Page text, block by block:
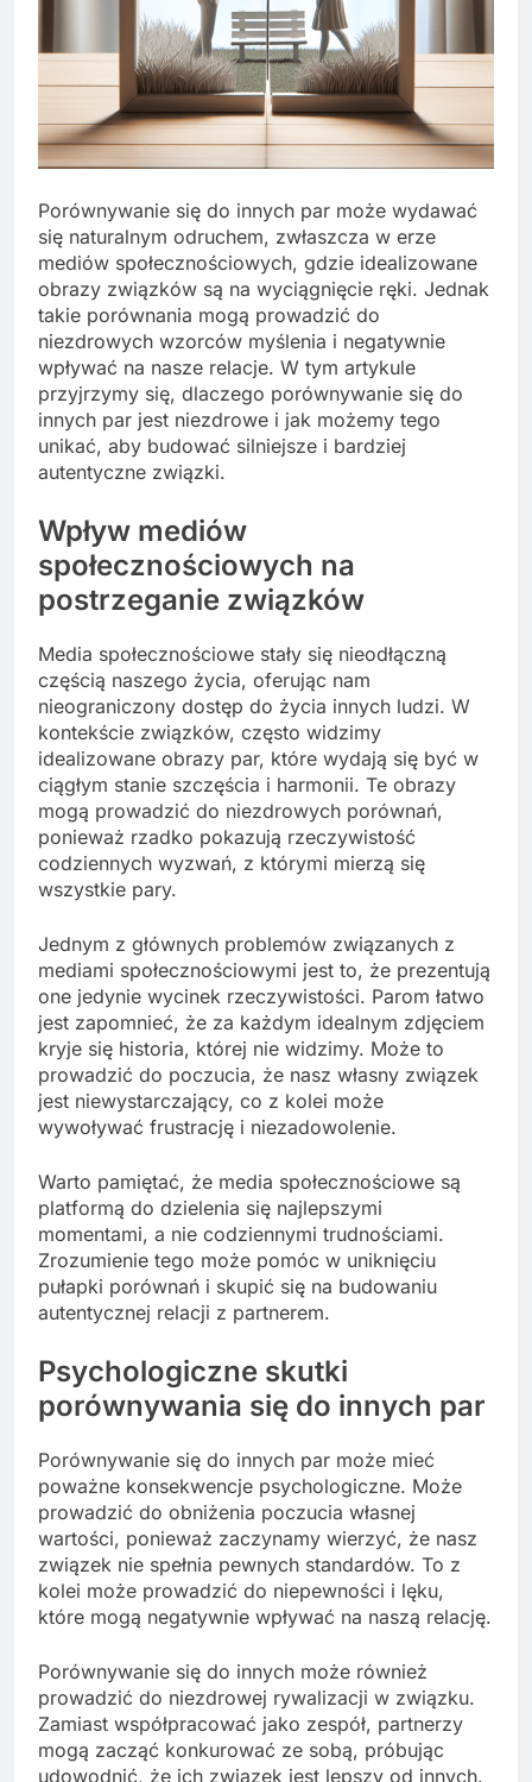
Porównywanie się do innych par może wydawać
się naturalnym odruchem, zwłaszcza w erze
mediów społecznościowych, gdzie idealizowane
obrazy związków są na wyciągnięcie ręki. Jednak
takie porównania mogą prowadzić do
niezdrowych wzorców myślenia i negatywnie
wpływać na nasze relacje. W tym artykule
przyjrzymy się, dlaczego porównywanie się do
innych par jest niezdrowe i jak możemy tego
unikać, aby budować silniejsze i bardziej
autentyczne związki.
Wpływ mediów
społecznościowych na
postrzeganie związków
Media społecznościowe stały się nieodłączną
częścią naszego życia, oferując nam
nieograniczony dostęp do życia innych ludzi. W
kontekście związków, często widzimy
idealizowane obrazy par, które wydają się być w
ciągłym stanie szczęścia i harmonii. Te obrazy
mogą prowadzić do niezdrowych porównań,
ponieważ rzadko pokazują rzeczywistość
codziennych wyzwań, z którymi mierzą się
wszystkie pary.
Jednym z głównych problemów związanych z
mediami społecznościowymi jest to, że prezentują
one jedynie wycinek rzeczywistości. Parom łatwo
jest zapomnieć, że za każdym idealnym zdjęciem
kryje się historia, której nie widzimy. Może to
prowadzić do poczucia, że nasz własny związek
jest niewystarczający, co z kolei może
wywoływać frustrację i niezadowolenie.
Warto pamiętać, że media społecznościowe są
platformą do dzielenia się najlepszymi
momentami, a nie codziennymi trudnościami.
Zrozumienie tego może pomóc w uniknięciu
pułapki porównań i skupić się na budowaniu
autentycznej relacji z partnerem.
Psychologiczne skutki
porównywania się do innych par
Porównywanie się do innych par może mieć
poważne konsekwencje psychologiczne. Może
prowadzić do obniżenia poczucia własnej
wartości, ponieważ zaczynamy wierzyć, że nasz
związek nie spełnia pewnych standardów. To z
kolei może prowadzić do niepewności i lęku,
które mogą negatywnie wpływać na naszą relację.
Porównywanie się do innych może również
prowadzić do niezdrowej rywalizacji w związku.
Zamiast współpracować jako zespół, partnerzy
mogą zacząć konkurować ze sobą, próbując
udowodnić, że ich związek jest lepszy od innych.